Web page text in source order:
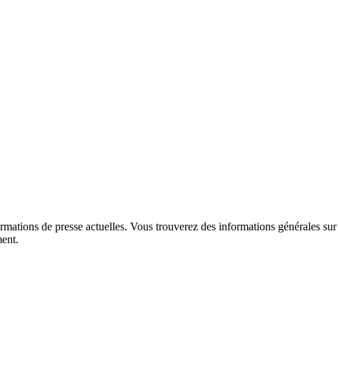
de presse actuelles. Vous trouverez des informations générales